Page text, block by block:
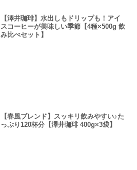
【澤井珈琲】水出しもドリップも！アイ
スコーヒーが美味しい季節【4種×500g 飲
み比べセット】
【春風ブレンド】スッキリ飲みやすい♪た
っぷり120杯分【澤井珈琲 400g×3袋】